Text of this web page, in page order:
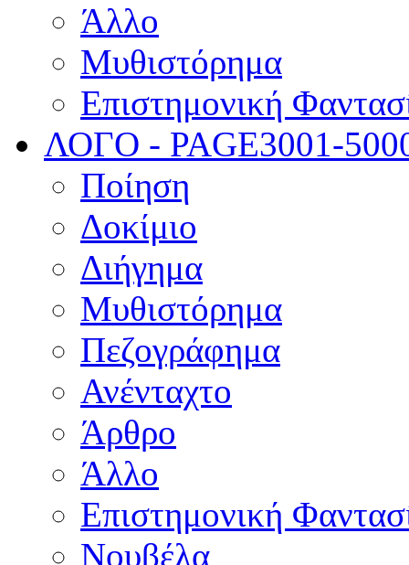
Άλλο
Μυθιστόρημα
Επιστημονική
ΛΟΓΟ - PAGE3001-
Ποίηση
Δοκίμιο
Διήγημα
Μυθιστόρημα
Πεζογράφημα
Ανένταχτο
Άρθρο
Άλλο
Επιστημονική
Νουβέλα